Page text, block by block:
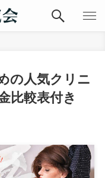
の人気クリニ
比較表付き